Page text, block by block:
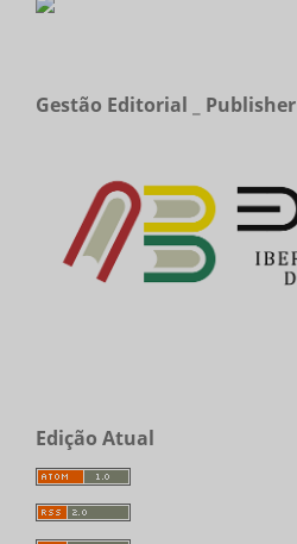
Gestão Editorial _ Publisher
Edição Atual